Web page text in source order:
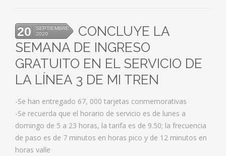
20
SEPTIEMBRE
2020
CONCLUYE LA
SEMANA DE INGRESO
GRATUITO EN EL SERVICIO DE
LA LÍNEA 3 DE MI TREN
-Se han entregado 67, 000 tarjetas conmemorativas
-Se recuerda que el horario de servicio es de lunes a
domingo de 5 a 23 horas, la tarifa es de 9.50; la frecuencia
de paso es de 7 minutos en horas pico y de 12 minutos en
horas valle